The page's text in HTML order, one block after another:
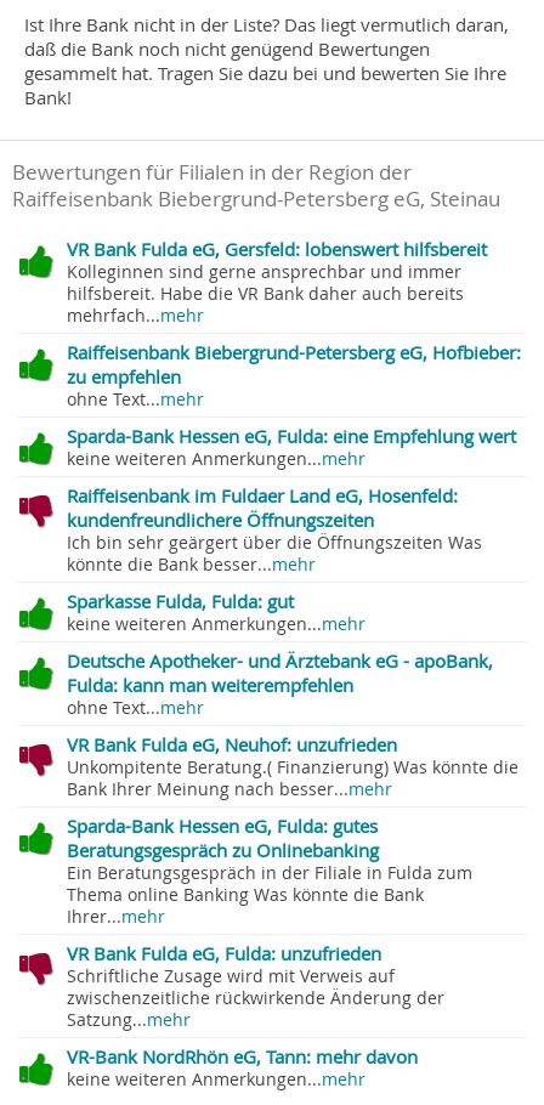
Ist Ihre Bank nicht in der Liste? Das liegt vermutlich daran,
daß die Bank noch nicht genügend Bewertungen
gesammelt hat. Tragen Sie dazu bei und bewerten Sie Ihre
Bank!
Bewertungen für Filialen in der Region der
Raiffeisenbank Biebergrund-Petersberg eG, Steinau
VR Bank Fulda eG, Gersfeld: lobenswert hilfsbereit
Kolleginnen sind gerne ansprechbar und immer
hilfsbereit. Habe die VR Bank daher auch bereits
mehrfach...mehr
Raiffeisenbank Biebergrund-Petersberg eG, Hofbieber:
zu empfehlen
ohne Text...mehr
Sparda-Bank Hessen eG, Fulda: eine Empfehlung wert
keine weiteren Anmerkungen...mehr
Raiffeisenbank im Fuldaer Land eG, Hosenfeld:
kundenfreundlichere Öffnungszeiten
Ich bin sehr geärgert über die Öffnungszeiten Was
könnte die Bank besser...mehr
Sparkasse Fulda, Fulda: gut
keine weiteren Anmerkungen...mehr
Deutsche Apotheker- und Ärztebank eG - apoBank,
Fulda: kann man weiterempfehlen
ohne Text...mehr
VR Bank Fulda eG, Neuhof: unzufrieden
Unkompitente Beratung.( Finanzierung) Was könnte die
Bank Ihrer Meinung nach besser...mehr
Sparda-Bank Hessen eG, Fulda: gutes
Beratungsgespräch zu Onlinebanking
Ein Beratungsgespräch in der Filiale in Fulda zum
Thema online Banking Was könnte die Bank
Ihrer...mehr
VR Bank Fulda eG, Fulda: unzufrieden
Schriftliche Zusage wird mit Verweis auf
zwischenzeitliche rückwirkende Änderung der
Satzung...mehr
VR-Bank NordRhön eG, Tann: mehr davon
keine weiteren Anmerkungen...mehr